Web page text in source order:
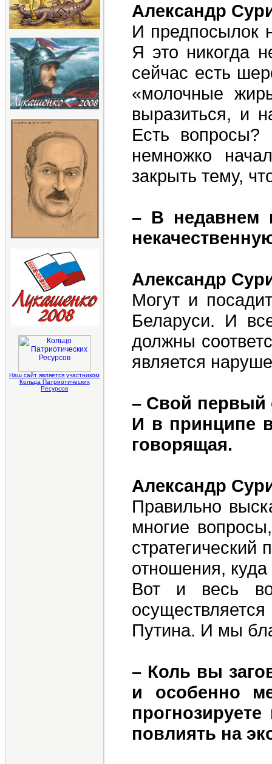
Наш сайт является участником
Кольца Патриотических
Ресурсов
Александр
И предпосылок
Я это никогда
сейчас есть
«молочные
выразиться, и
Есть вопросы?
немножко
закрыть тему,
– В недавнем
Александр
Могут и
Беларуси. И
должны
является
– Свой первый
И в принципе
говорящая.
Александр
Правильно
многие
отношения, куда
Вот и весь
Путина. И мы
– Коль вы
и особенно
повлиять на